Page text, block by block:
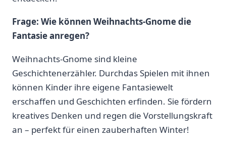
Frage: Wie können Weihnachts-Gnome die
Fantasie anregen?
Weihnachts-Gnome sind kleine
Geschichtenerzähler. Durchdas Spielen mit ihnen
können Kinder ihre eigene Fantasiewelt⁤
erschaffen und Geschichten erfinden. Sie fördern
‌kreatives Denken und regen die Vorstellungskraft
an – perfekt‍ für ⁢einen zauberhaften Winter!